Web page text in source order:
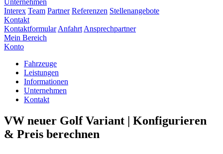
Unternehmen
Interex Team Partner Referenzen Stellenangebote
Kontakt
Kontaktformular Anfahrt Ansprechpartner
Mein Bereich
Konto
Fahrzeuge
Leistungen
Informationen
Unternehmen
Kontakt
VW neuer Golf Variant | Konfigurieren
& Preis berechnen